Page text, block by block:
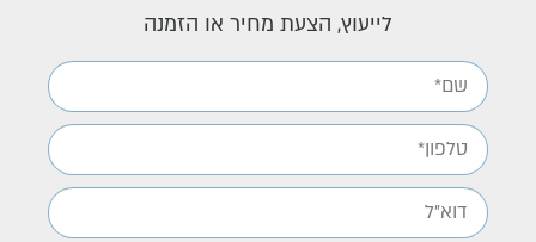
לייעוץ, הצעת מחיר או הזמנה